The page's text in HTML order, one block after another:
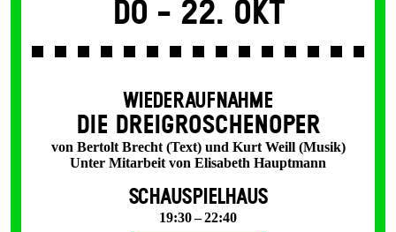
Do - 22. Okt
WIEDERAUFNAHME
DIE DREI­GROSCHEN­OPER
von Bertolt Brecht (Text) und Kurt Weill (Musik)
Unter Mitarbeit von Elisabeth Hauptmann
SCHAUSPIELHAUS
19:30 – 22:40